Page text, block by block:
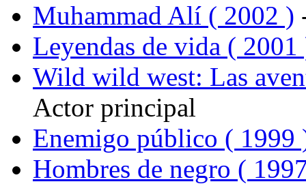
Muhammad Alí ( 2002 )
Leyendas de vida ( 2001
Wild wild west: Las
Actor principal
Enemigo público ( 1999
Hombres de negro (